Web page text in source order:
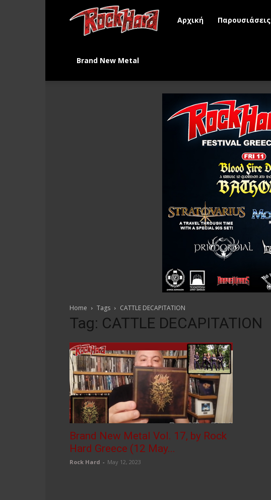
Rock
Αρχική Παρουσιάσεις
Brand New Metal
Home Tags CATTLE DECAPITATION
Tag: CATTLE DECAPITATION
Brand New Metal Vol. 17, by Rock
Hard Greece (12 May...
Rock Hard - May 12, 2023